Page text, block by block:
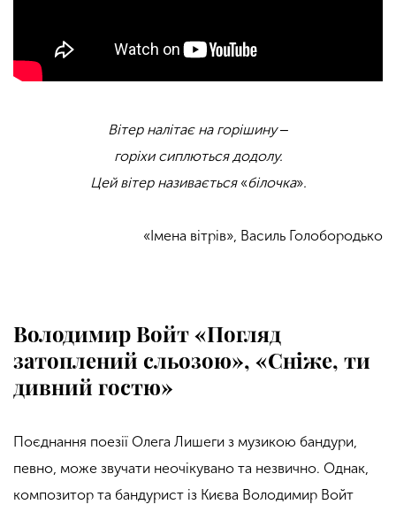
Вітер налітає на горішину‒
горіхи сиплються додолу.
Цей вітер називається «білочка».
«Імена вітрів», Василь Голобородько
Володимир Войт «Погляд
затоплений сльозою», «Сніже, ти
дивний гостю»
Поєднання поезії Олега Лишеги з музикою бандури,
певно, може звучати неочікувано та незвично. Однак,
композитор та бандурист із Києва Володимир Войт